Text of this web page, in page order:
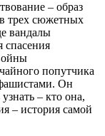
– образ
в трех сюжетных
вандалы
спасения
попутчика
Он
– кто она,
– история самой